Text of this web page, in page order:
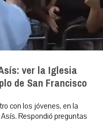
ver la Iglesia
de San Francisco
con los jóvenes, en la
Respondió preguntas